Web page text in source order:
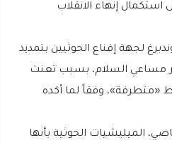
إنهاء الانقلاب
لجهة إقناع الحوثيين بتمديد
مساعي السلام، بسبب تعنت
وفقاً لما أكده
الميليشيات الحوثية بأنها